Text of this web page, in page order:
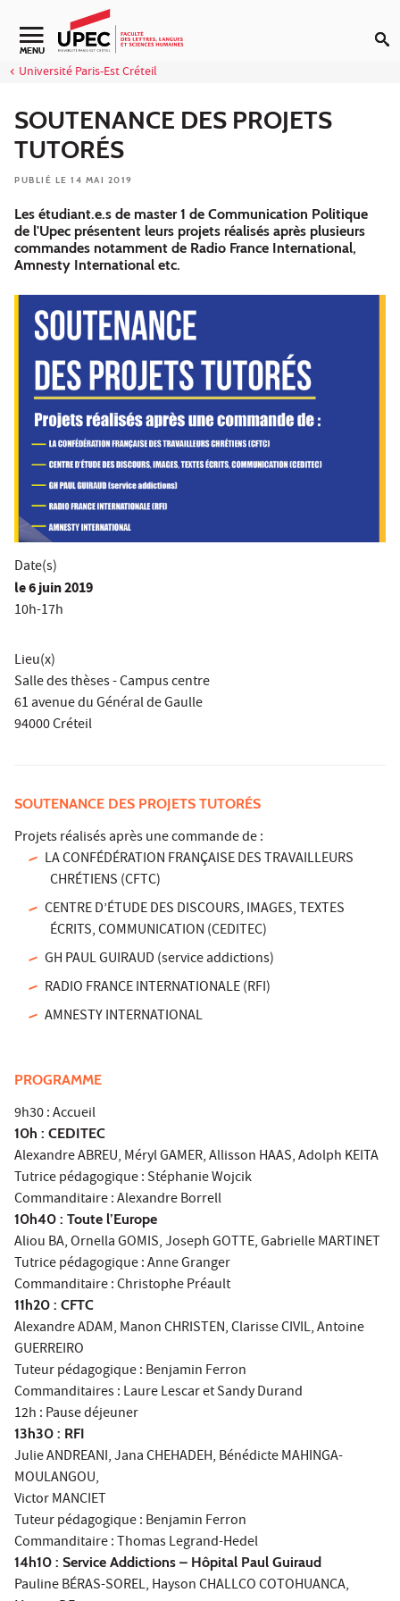
Aller au contenu
Navigation secondaire
MENU
Université Paris-Est Créteil
SOUTENANCE DES PROJETS
TUTORÉS
PUBLIÉ LE 14 MAI 2019
Les étudiant.e.s de master 1 de Communication Politique
de l'Upec présentent leurs projets réalisés après plusieurs
commandes notamment de Radio France International,
Amnesty International etc.
Date(s)
le6 juin 2019
10h-17h
Lieu(x)
Salle des thèses - Campus centre
61 avenue du Général de Gaulle
94000 Créteil
SOUTENANCE DES PROJETS TUTORÉS
Projets réalisés après une commande de :
LA CONFÉDÉRATION FRANÇAISE DES TRAVAILLEURS
CHRÉTIENS (CFTC)
CENTRE D’ÉTUDE DES DISCOURS, IMAGES, TEXTES
ÉCRITS, COMMUNICATION (CEDITEC)
GH PAUL GUIRAUD (service addictions)
RADIO FRANCE INTERNATIONALE (RFI)
AMNESTY INTERNATIONAL
PROGRAMME
9h30 : Accueil
10h : CEDITEC
Alexandre ABREU, Méryl GAMER, Allisson HAAS, Adolph KEITA
Tutrice pédagogique : Stéphanie Wojcik
Commanditaire : Alexandre Borrell
10h40 : Toute l’Europe
Aliou BA, Ornella GOMIS, Joseph GOTTE, Gabrielle MARTINET
Tutrice pédagogique : Anne Granger
Commanditaire : Christophe Préault
11h20 : CFTC
Alexandre ADAM, Manon CHRISTEN, Clarisse CIVIL, Antoine
GUERREIRO
Tuteur pédagogique : Benjamin Ferron
Commanditaires : Laure Lescar et Sandy Durand
12h : Pause déjeuner
13h30 : RFI
Julie ANDREANI, Jana CHEHADEH, Bénédicte MAHINGA-
MOULANGOU,
Victor MANCIET
Tuteur pédagogique : Benjamin Ferron
Commanditaire : Thomas Legrand-Hedel
14h10 : Service Addictions – Hôpital Paul Guiraud
Pauline BÉRAS-SOREL, Hayson CHALLCO COTOHUANCA,